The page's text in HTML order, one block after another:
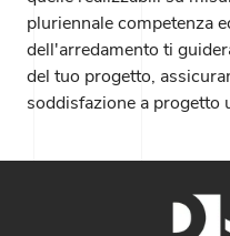
pluriennale competenza
dell'arredamento ti
del tuo progetto,
soddisfazione a progetto